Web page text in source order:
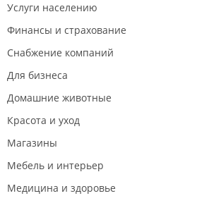
Услуги населению
Финансы и страхование
Снабжение компаний
Для бизнеса
Домашние животные
Красота и уход
Магазины
Мебель и интерьер
Медицина и здоровье